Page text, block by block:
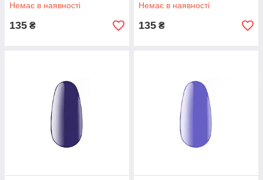
Немає в наявності
135 ₴
Немає в наявності
135 ₴